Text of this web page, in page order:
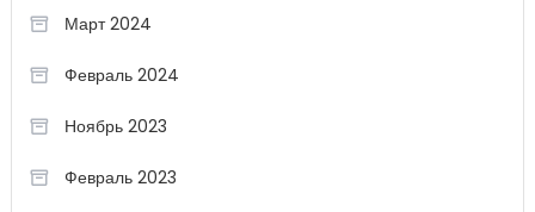
Март 2024
Февраль 2024
Ноябрь 2023
Февраль 2023